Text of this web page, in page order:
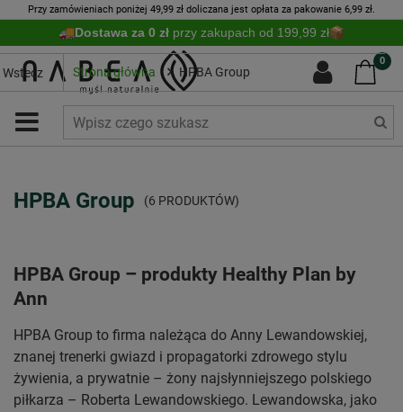
Przy zamówieniach poniżej 49,99 zł doliczana jest opłata za pakowanie 6,99 zł.
Dostawa za 0 zł przy zakupach od 199,99 zł
0
Wstecz Strona główna HPBA Group
HPBA Group (6 PRODUKTÓW)
HPBA Group – produkty Healthy Plan by
Ann
HPBA Group to firma należąca do Anny Lewandowskiej,
znanej trenerki gwiazd i propagatorki zdrowego stylu
żywienia, a prywatnie – żony najsłynniejszego polskiego
piłkarza – Roberta Lewandowskiego. Lewandowska, jako